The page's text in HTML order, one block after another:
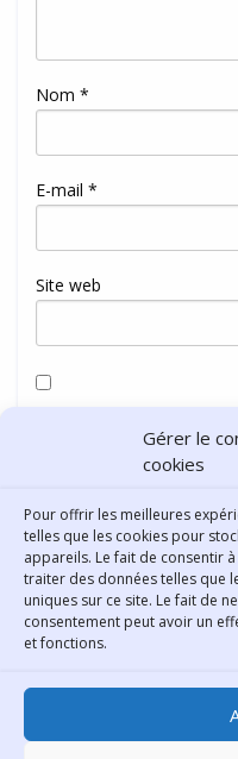
Gérer le
cookies
Pour offrir les meilleures
telles que les cookies pour
appareils. Le fait de consentir
traiter des données telles que
uniques sur ce site. Le fait de
consentement peut avoir un
et fonctions.
Nom *
E-mail *
Site web
navigateur pour mon